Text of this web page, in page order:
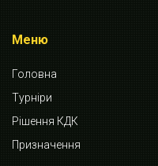
Меню
Головна
Турніри
Рішення КДК
Призначення